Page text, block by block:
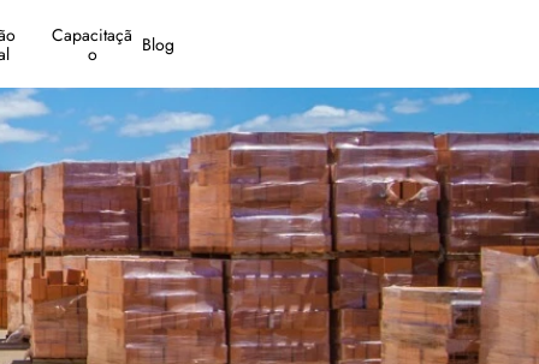
Blog
Capacitaçã
o